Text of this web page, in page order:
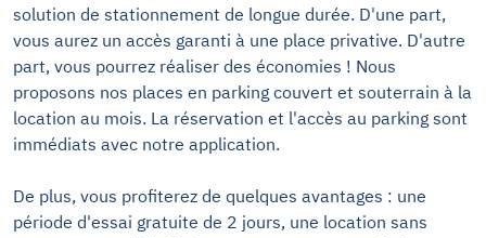
solution de stationnement de longue durée. D'une part,
vous aurez un accès garanti à une place privative. D'autre
part, vous pourrez réaliser des économies ! Nous
proposons nos places en parking couvert et souterrain à la
location au mois. La réservation et l'accès au parking sont
immédiats avec notre application.
De plus, vous profiterez de quelques avantages : une
période d'essai gratuite de 2 jours, une location sans